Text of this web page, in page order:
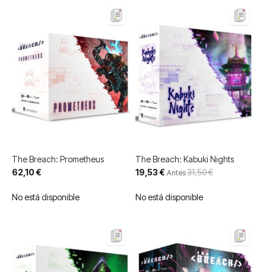
The Breach: Prometheus
62,10 €
No está disponible
The Breach: Kabuki Nights
Precio
especial
19,53 € Antes31,50 €
No está disponible